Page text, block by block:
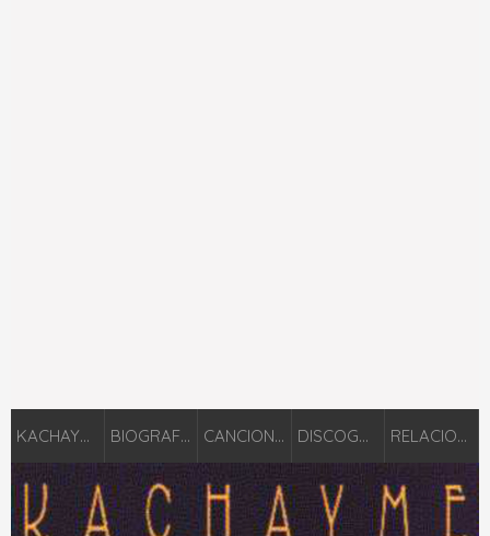
KACHAYME BIOGRAFÍA CANCIONES DISCOGRAFÍA RELACIONADOS